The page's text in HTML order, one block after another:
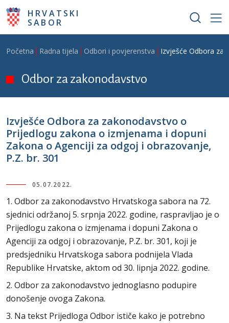
Skoči na glavni sadržaj
HRVATSKI
SABOR
Breadcrumb
Početna Radna tijela Odbori i povjerenstva Izvješće Odbora za
Odbor za zakonodavstvo
Izvješće Odbora za zakonodavstvo o
Prijedlogu zakona o izmjenama i dopuni
Zakona o Agenciji za odgoj i obrazovanje,
P.Z. br. 301
05.07.2022.
1. Odbor za zakonodavstvo Hrvatskoga sabora na 72.
sjednici održanoj 5. srpnja 2022. godine, raspravljao je o
Prijedlogu zakona o izmjenama i dopuni Zakona o
Agenciji za odgoj i obrazovanje, P.Z. br. 301, koji je
predsjedniku Hrvatskoga sabora podnijela Vlada
Republike Hrvatske, aktom od 30. lipnja 2022. godine.
2. Odbor za zakonodavstvo jednoglasno podupire
donošenje ovoga Zakona.
3. Na tekst Prijedloga Odbor ističe kako je potrebno